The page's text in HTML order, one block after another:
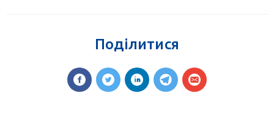
Поділитися